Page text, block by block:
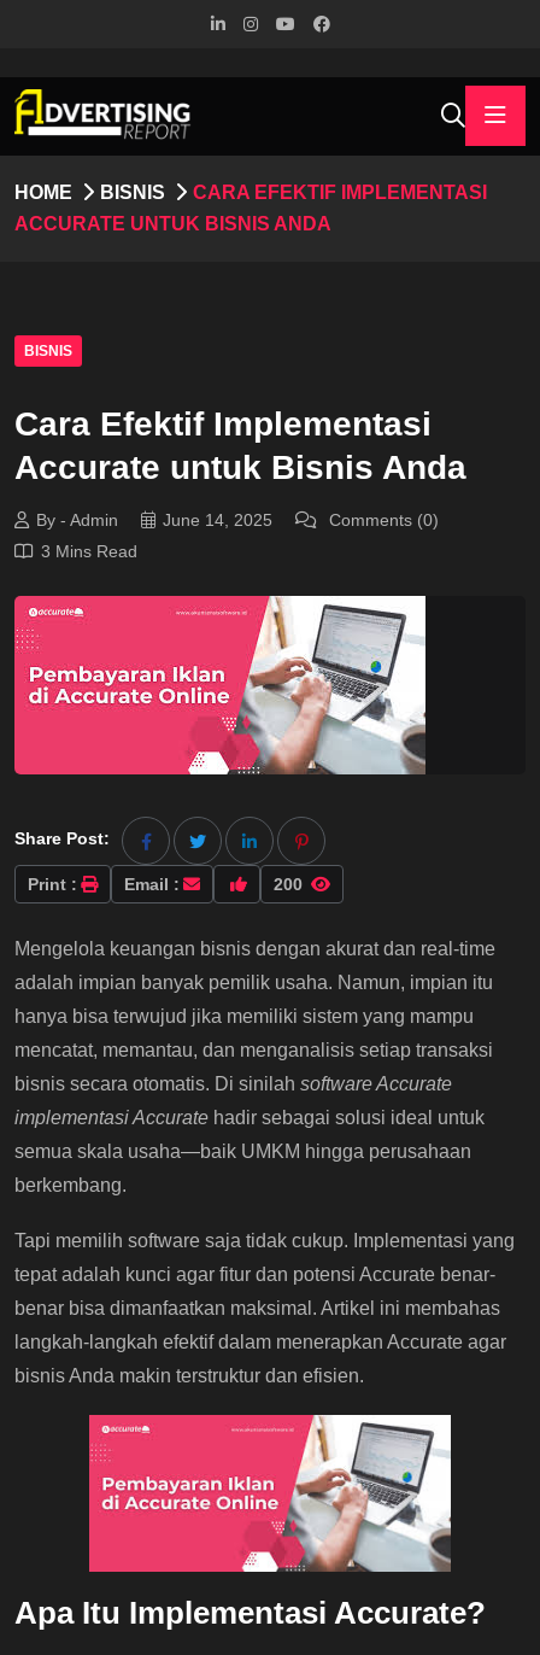
HOME BISNIS
CARA EFEKTIF IMPLEMENTASI
ACCURATE UNTUK BISNIS ANDA
BISNIS
Cara Efektif Implementasi
Accurate untuk Bisnis Anda
By - Admin June 14, 2025
Comments (0)
3 Mins Read
Share Post:
Print : Email : 200
Mengelola keuangan bisnis dengan akurat dan real-time
adalah impian banyak pemilik usaha. Namun, impian itu
hanya bisa terwujud jika memiliki sistem yang mampu
mencatat, memantau, dan menganalisis setiap transaksi
bisnis secara otomatis. Di sinilah software Accurate
implementasi Accurate hadir sebagai solusi ideal untuk
semua skala usaha—baik UMKM hingga perusahaan
berkembang.
Tapi memilih software saja tidak cukup. Implementasi yang
tepat adalah kunci agar fitur dan potensi Accurate benar-
benar bisa dimanfaatkan maksimal. Artikel ini membahas
langkah-langkah efektif dalam menerapkan Accurate agar
bisnis Anda makin terstruktur dan efisien.
Apa Itu Implementasi Accurate?